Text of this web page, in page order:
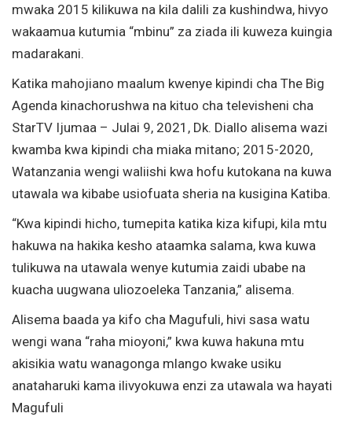
mwaka 2015 kilikuwa na kila dalili za kushindwa, hivyo
wakaamua kutumia “mbinu” za ziada ili kuweza kuingia
madarakani.
Katika mahojiano maalum kwenye kipindi cha The Big
Agenda kinachorushwa na kituo cha televisheni cha
StarTV Ijumaa – Julai 9, 2021, Dk. Diallo alisema wazi
kwamba kwa kipindi cha miaka mitano; 2015-2020,
Watanzania wengi waliishi kwa hofu kutokana na kuwa
utawala wa kibabe usiofuata sheria na kusigina Katiba.
“Kwa kipindi hicho, tumepita katika kiza kifupi, kila mtu
hakuwa na hakika kesho ataamka salama, kwa kuwa
tulikuwa na utawala wenye kutumia zaidi ubabe na
kuacha uugwana uliozoeleka Tanzania,” alisema.
Alisema baada ya kifo cha Magufuli, hivi sasa watu
wengi wana “raha mioyoni,” kwa kuwa hakuna mtu
akisikia watu wanagonga mlango kwake usiku
anataharuki kama ilivyokuwa enzi za utawala wa hayati
Magufuli